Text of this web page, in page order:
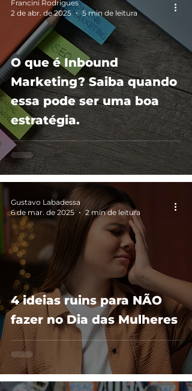
O que é Inbound
Marketing? Saiba quando
essa pode ser uma boa
estratégia.
Francini Rodrigues
2 de abr. de 2025
5 min de leitura
4 ideias ruins para NÃO
fazer no Dia das Mulheres
Gustavo Labadessa
6 de mar. de 2025
2 min de leitura